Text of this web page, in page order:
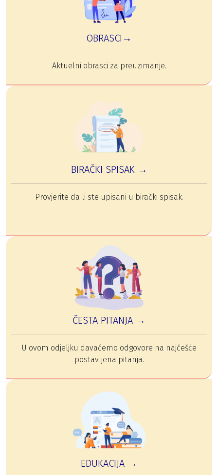
OBRASCI→
Aktuelni obrasci za preuzimanje.
BIRAČKI SPISAK →
Provjerite da li ste upisani u birački spisak.
ČESTA PITANJA →
U ovom odjeljku davaćemo odgovore na najčešće
postavljena pitanja.
EDUKACIJA →